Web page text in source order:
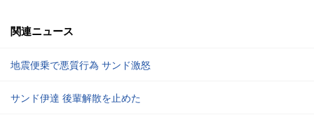
関連ニュース
地震便乗で悪質行為 サンド激怒
サンド伊達 後輩解散を止めた